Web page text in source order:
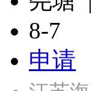
8-7
申请